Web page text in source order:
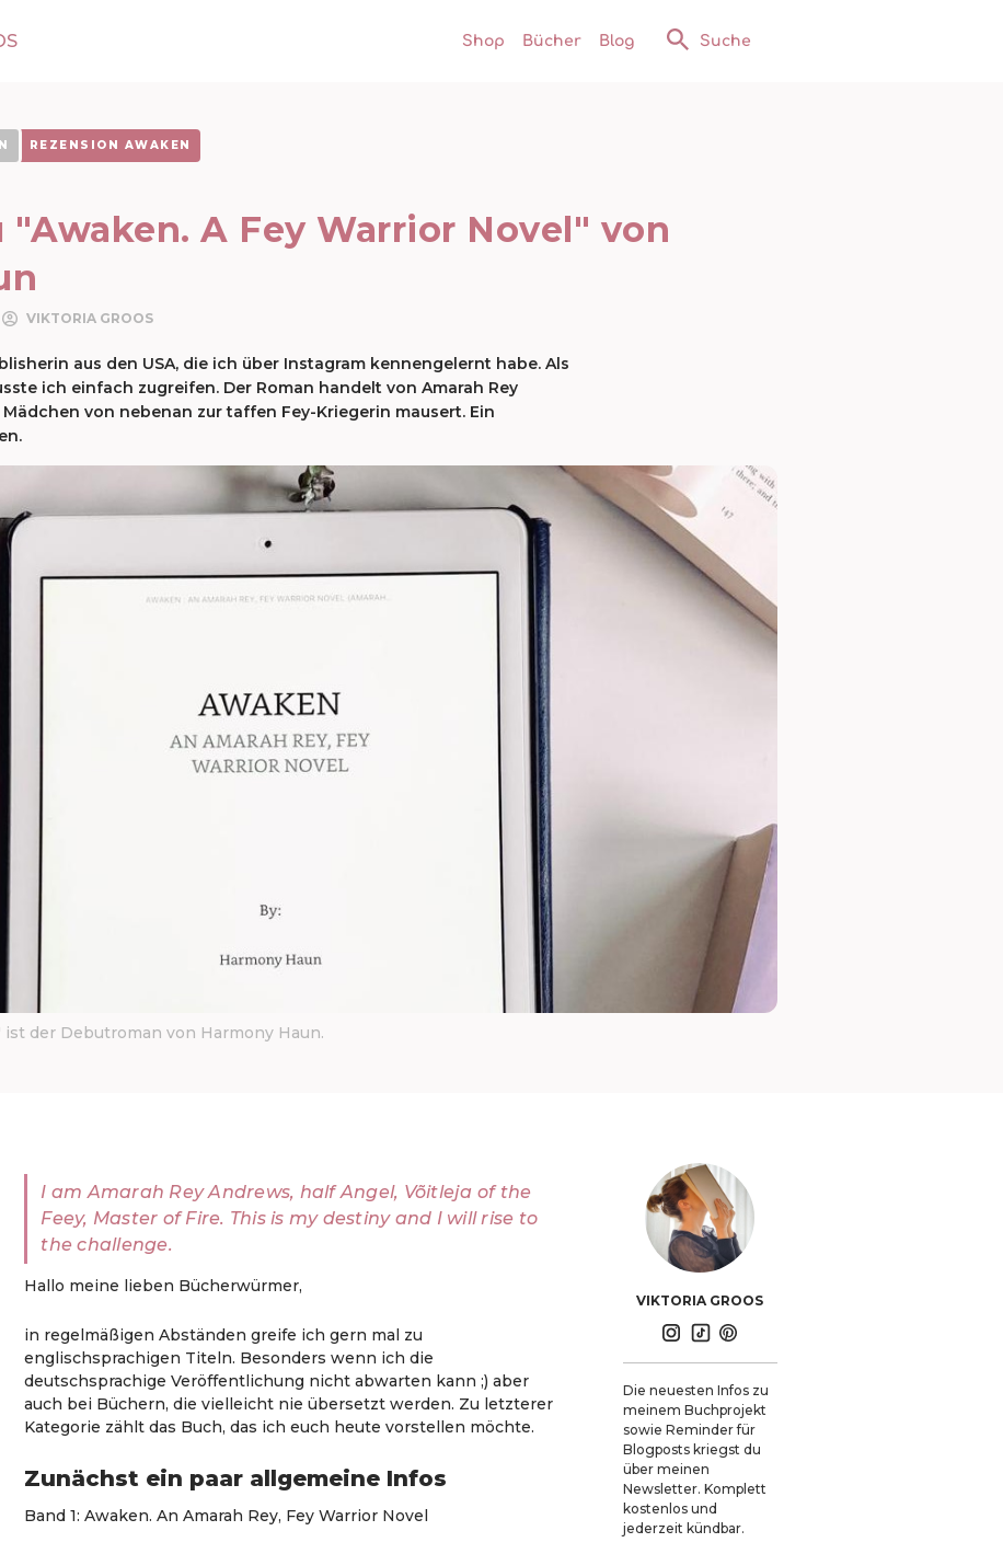
Shop Bücher Blog Suche
REZENSION AWAKEN
"Awaken. A Fey Warrior Novel" von
VIKTORIA GROOS
aus den USA, die ich über Instagram kennengelernt habe. Als
ich einfach zugreifen. Der Roman handelt von Amarah Rey
von nebenan zur taffen Fey-Kriegerin mausert. Ein
ist der Debutroman von Harmony Haun.
I am Amarah Rey Andrews, half Angel, Võitleja of the
Feey, Master of Fire. This is my destiny and I will rise to
the challenge.
Hallo meine lieben Bücherwürmer,
in regelmäßigen Abständen greife ich gern mal zu
englischsprachigen Titeln. Besonders wenn ich die
deutschsprachige Veröffentlichung nicht abwarten kann ;) aber
auch bei Büchern, die vielleicht nie übersetzt werden. Zu letzterer
Kategorie zählt das Buch, das ich euch heute vorstellen möchte.
Zunächst ein paar allgemeine Infos
Band 1: Awaken. An Amarah Rey, Fey Warrior Novel
VIKTORIA GROOS
Die neuesten Infos zu
meinem Buchprojekt
sowie Reminder für
Blogposts kriegst du
über meinen
Newsletter. Komplett
kostenlos und
jederzeit kündbar.